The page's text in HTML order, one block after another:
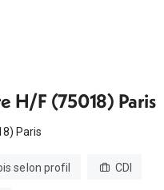
H/F (75018) Paris
Paris
selon profil CDI